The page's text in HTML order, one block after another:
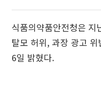
식품의약품안전청은 지
탈모 허위, 과장 광고
6일 밝혔다.